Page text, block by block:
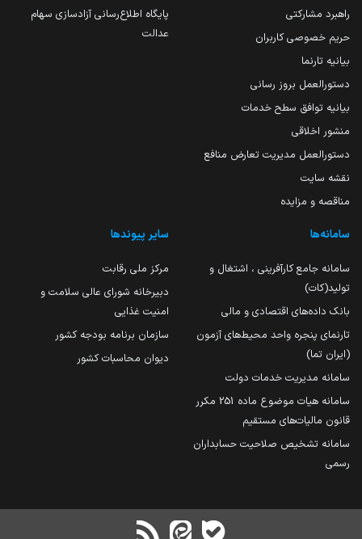
راهبرد مشارکتی
حریم خصوصی کاربران
بیانیه تارنما
دستورالعمل بروز رسانی
بیانیه توافق سطح خدمات
منشور اخلاقی
دستورالعمل مدیریت تعارض منافع
نقشه سایت
مناقصه و مزایده
پایگاه اطلاع‌رسانی آزادسازی سهام
عدالت
سامانه‌ها
سامانه جامع کارآفرینی ، اشتغال و
تولید(کات)
بانک داده‌های اقتصادی و مالی
تارنمای پنجره واحد محیط‌های آزمون
(ایران تما)
سامانه مدیریت خدمات دولت
سامانه هیات موضوع ماده 251 مکرر
قانون مالیات‌های مستقیم
سامانه تشخیص صلاحیت حسابداران
رسمی
سایر پیوندها
مرکز ملی رقابت
دبیرخانه شورای عالی سلامت و
امنیت غذایی
سازمان برنامه بودجه کشور
دیوان محاسبات کشور